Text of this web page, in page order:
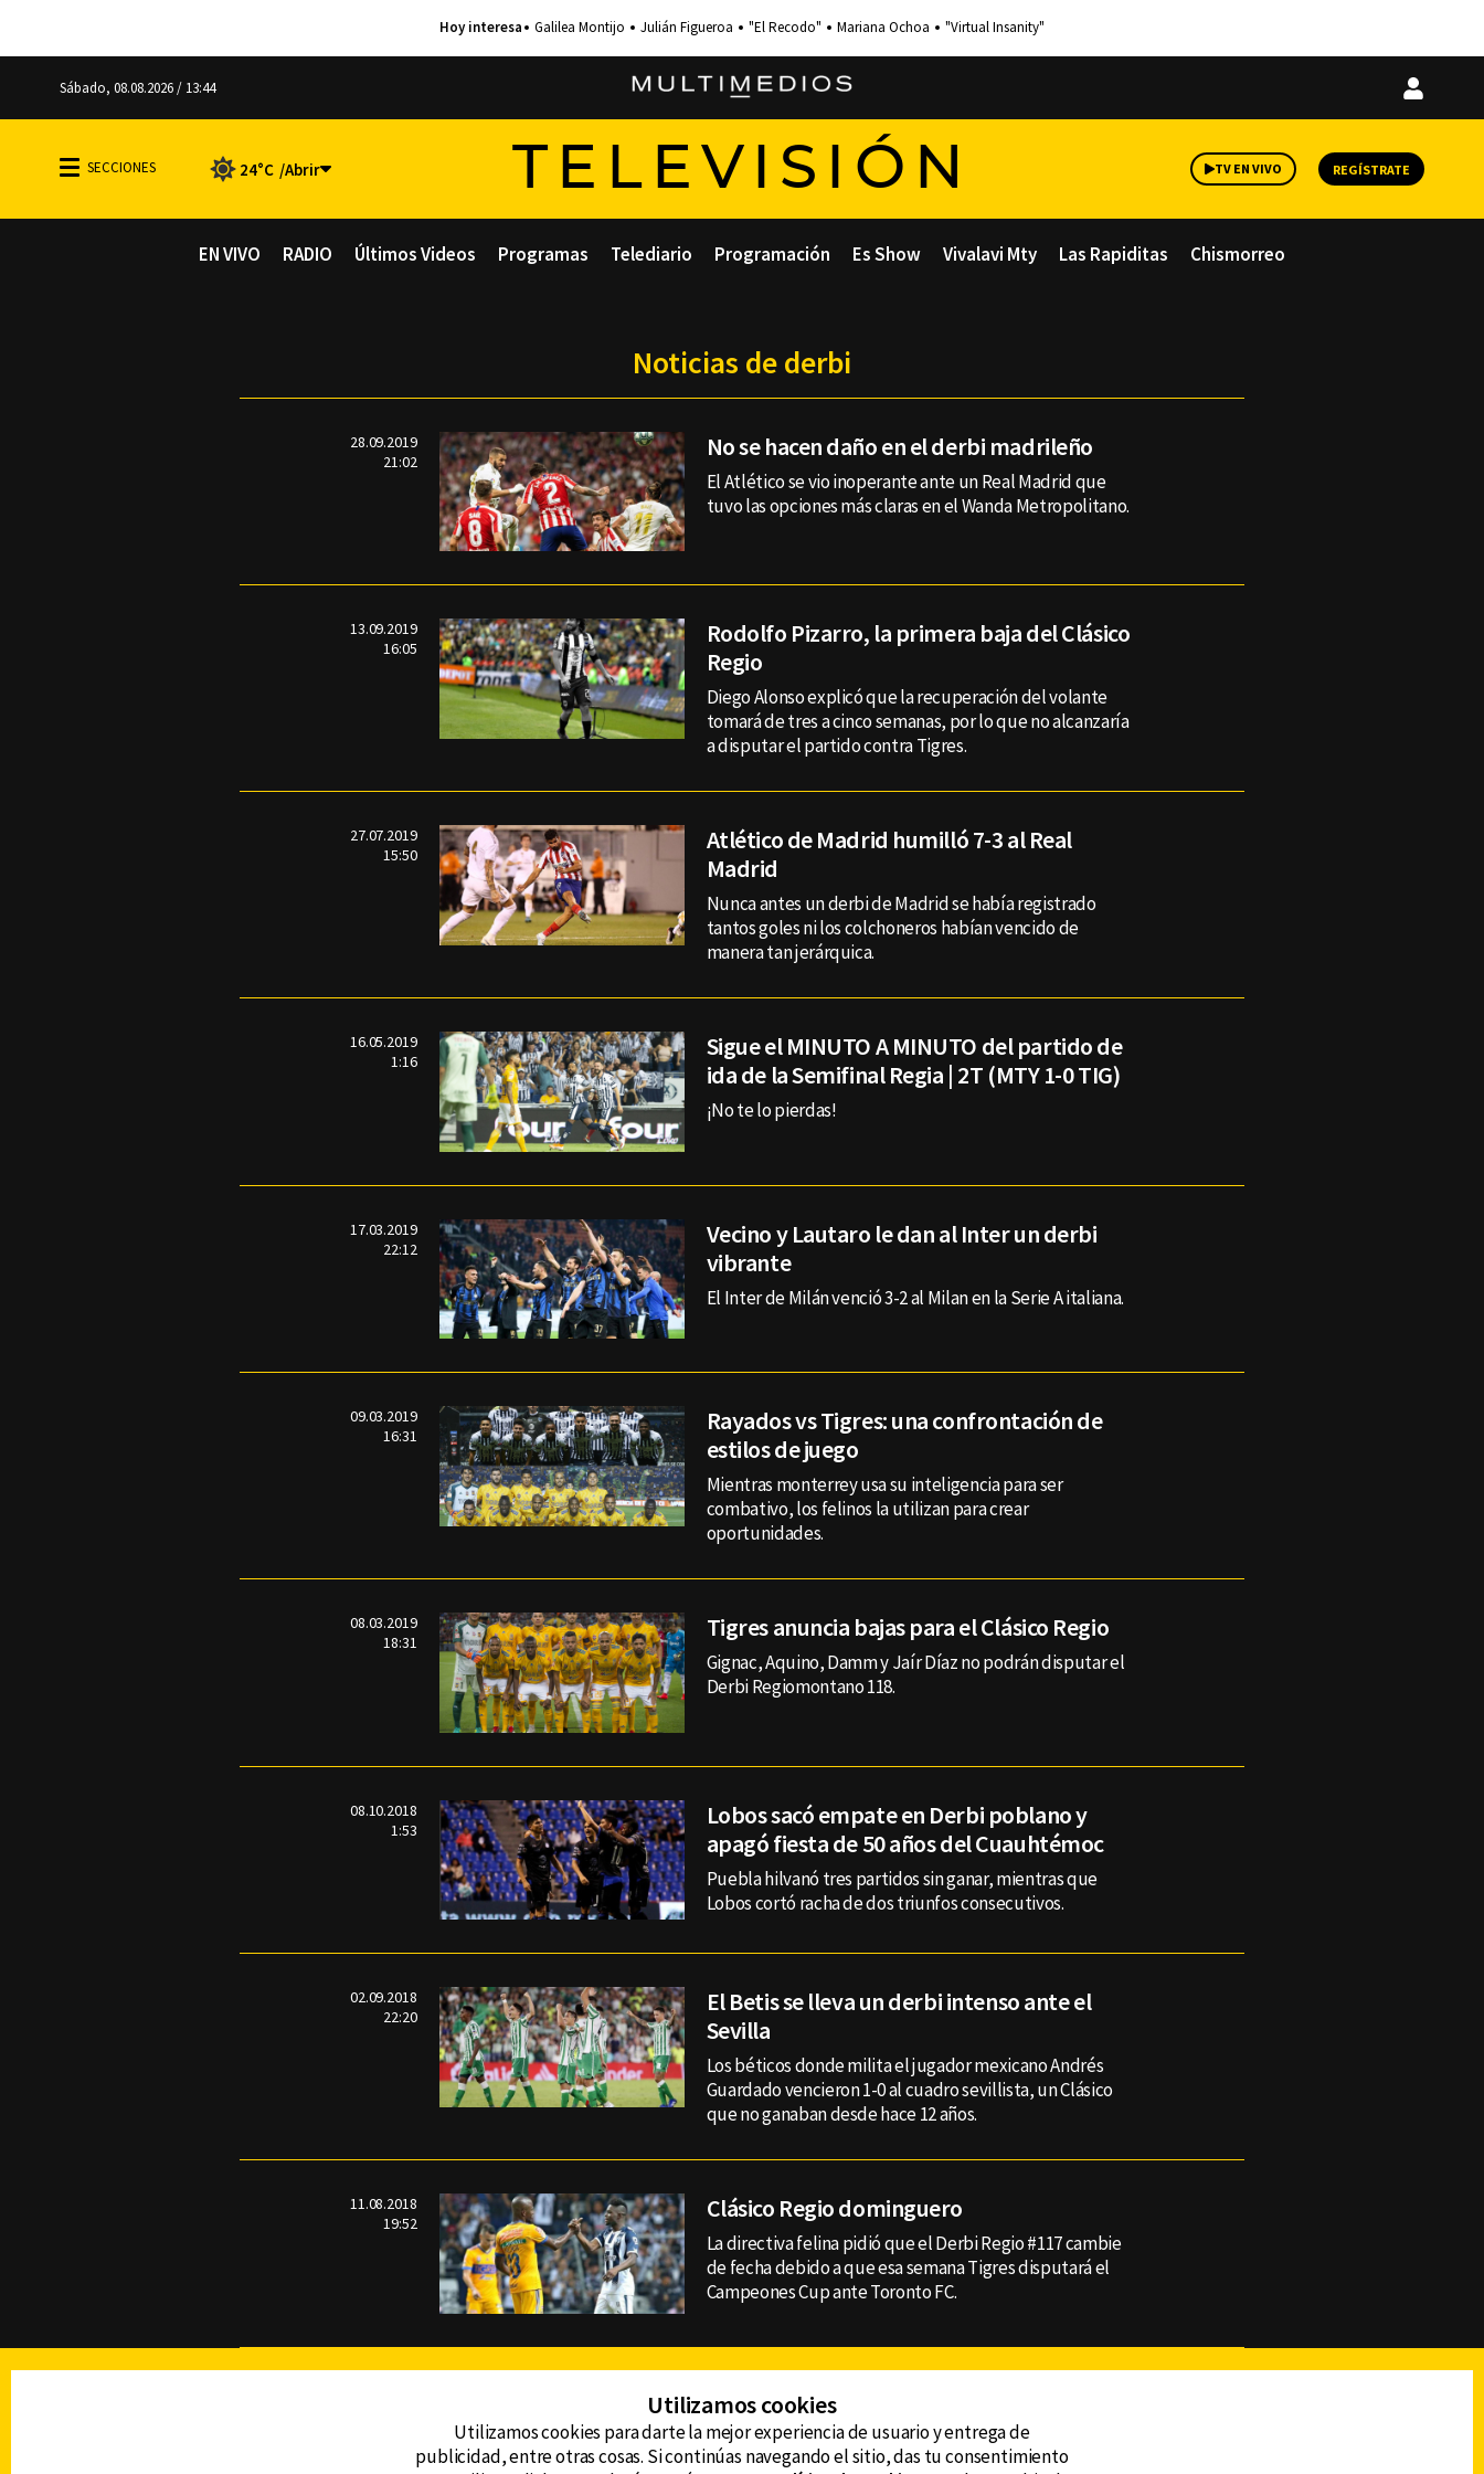
Galilea Montijo Julián Figueroa "El Recodo" Mariana Ochoa "Virtual Insanity"
Sábado, 08.08.2026 / 13:44
Iniciar
24°C TELEVISIÓN TV EN VIVO REGÍSTRATE
EN VIVO RADIO Últimos Videos Programas Telediario Programación Es Show Vivalavi Mty Las Rapiditas Chismorreo
Noticias de derbi
28.09.2019
21:02
No se hacen daño en el derbi madrileño
El Atlético se vio inoperante ante un Real Madrid que
tuvo las opciones más claras en el Wanda Metropolitano.
13.09.2019
16:05
Rodolfo Pizarro, la primera baja del Clásico
Regio
Diego Alonso explicó que la recuperación del volante
tomará de tres a cinco semanas, por lo que no alcanzaría
a disputar el partido contra Tigres.
27.07.2019
15:50
Atlético de Madrid humilló 7-3 al Real
Madrid
Nunca antes un derbi de Madrid se había registrado
tantos goles ni los colchoneros habían vencido de
manera tan jerárquica.
16.05.2019
1:16
Sigue el MINUTO A MINUTO del partido de
ida de la Semifinal Regia | 2T (MTY 1-0 TIG)
¡No te lo pierdas!
17.03.2019
22:12
Vecino y Lautaro le dan al Inter un derbi
vibrante
El Inter de Milán venció 3-2 al Milan en la Serie A italiana.
09.03.2019
16:31
Rayados vs Tigres: una confrontación de
estilos de juego
Mientras monterrey usa su inteligencia para ser
combativo, los felinos la utilizan para crear
oportunidades.
08.03.2019
18:31
Tigres anuncia bajas para el Clásico Regio
Gignac, Aquino, Damm y Jaír Díaz no podrán disputar el
Derbi Regiomontano 118.
08.10.2018
1:53
Lobos sacó empate en Derbi poblano y
apagó fiesta de 50 años del Cuauhtémoc
Puebla hilvanó tres partidos sin ganar, mientras que
Lobos cortó racha de dos triunfos consecutivos.
02.09.2018
22:20
El Betis se lleva un derbi intenso ante el
Sevilla
Los béticos donde milita el jugador mexicano Andrés
Guardado vencieron 1-0 al cuadro sevillista, un Clásico
que no ganaban desde hace 12 años.
11.08.2018
19:52
Clásico Regio dominguero
La directiva felina pidió que el Derbi Regio #117 cambie
de fecha debido a que esa semana Tigres disputará el
Campeones Cup ante Toronto FC.
DERECHOS RESERVADOS © CANAL 6 2026 CONTACTO
Utilizamos cookies
Utilizamos cookies para darte la mejor experiencia de usuario y entrega de
publicidad, entre otras cosas. Si continúas navegando el sitio, das tu consentimiento